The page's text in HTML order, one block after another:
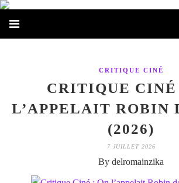
CRITIQUE CINÉ
CRITIQUE CINÉ
L’APPELAIT ROBIN
(2026)
7 JUILLET 2026
By delromainzika